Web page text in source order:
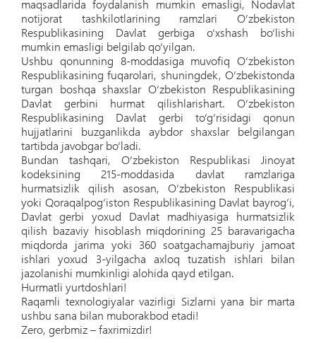
maqsadlarida foydalanish mumkin emasligi, Nodavlat
notijorat tashkilotlarining ramzlari O‘zbekiston
Respublikasining Davlat gerbiga o‘xshash bo‘lishi
mumkin emasligi belgilab qo‘yilgan.
Ushbu qonunning 8-moddasiga muvofiq O‘zbekiston
Respublikasining fuqarolari, shuningdek, O‘zbekistonda
turgan boshqa shaxslar O‘zbekiston Respublikasining
Davlat gerbini hurmat qilishlarishart. O‘zbekiston
Respublikasining Davlat gerbi to‘g‘risidagi qonun
hujjatlarini buzganlikda aybdor shaxslar belgilangan
tartibda javobgar bo‘ladi.
Bundan tashqari, O‘zbekiston Respublikasi Jinoyat
kodeksining 215-moddasida davlat ramzlariga
hurmatsizlik qilish asosan, O‘zbekiston Respublikasi
yoki Qoraqalpog‘iston Respublikasining Davlat bayrog‘i,
Davlat gerbi yoxud Davlat madhiyasiga hurmatsizlik
qilish bazaviy hisoblash miqdorining 25 baravarigacha
miqdorda jarima yoki 360 soatgachamajburiy jamoat
ishlari yoxud 3-yilgacha axloq tuzatish ishlari bilan
jazolanishi mumkinligi alohida qayd etilgan.
Hurmatli yurtdoshlari!
Raqamli texnologiyalar vazirligi Sizlarni yana bir marta
ushbu sana bilan muborakbod etadi!
Zero, gerbmiz – faxrimizdir!